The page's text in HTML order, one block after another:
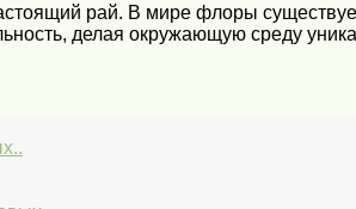
рай. В мире флоры
делая окружающую среду